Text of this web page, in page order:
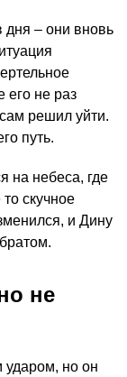
дня – они вновь
его не раз
решил уйти.
путь.
на небеса, где
скучное
и Дину
не
но он